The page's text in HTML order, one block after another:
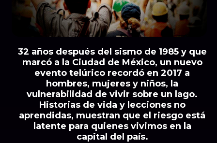
32 años después del sismo de 1985 y que
marcó a la Ciudad de México, un nuevo
evento telúrico recordó en 2017 a
hombres, mujeres y niños, la
vulnerabilidad de vivir sobre un lago.
Historias de vida y lecciones no
aprendidas, muestran que el riesgo está
latente para quienes vivimos en la
capital del país.